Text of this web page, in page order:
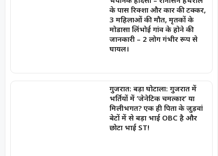
के पास रिक्शा और कार की टक्कर,
3 महिलाओं की मौत, मृतकों के
मोडासा लिंभोई गांव के होने की
जानकारी – 2 लोग गंभीर रूप से
घायल।
गुजरात: बड़ा घोटाला: गुजरात में
भर्तियों में ‘जेनेटिक चमत्कार’ या
मिलीभगत? एक ही पिता के जुड़वां
बेटों में से बड़ा भाई OBC है और
छोटा भाई ST!